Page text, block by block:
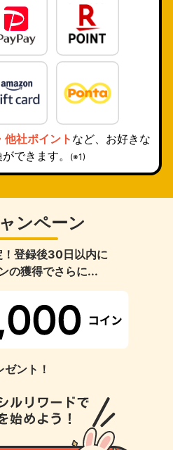
他社ポイント など、お好きな
できます。
(※1)
ンペーン
！登録後30日以内に
の獲得でさらに...
ゼント！